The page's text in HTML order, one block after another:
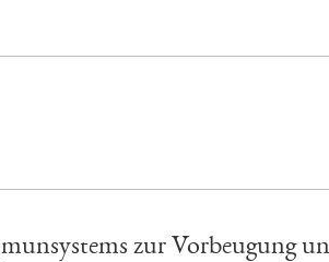
zur Vorbeugung